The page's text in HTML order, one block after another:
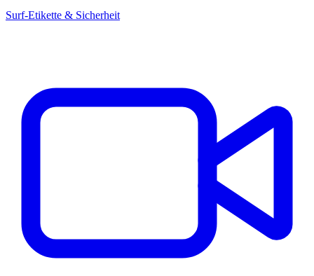
Surf-Etikette & Sicherheit